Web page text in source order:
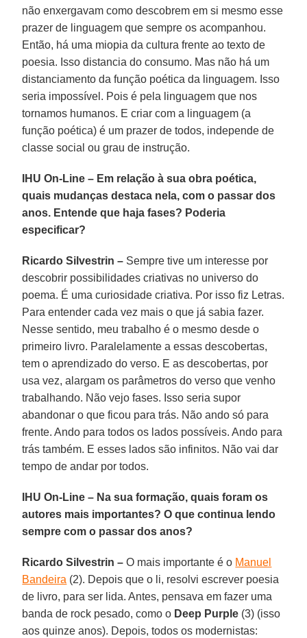
não enxergavam como descobrem em si mesmo esse
prazer de linguagem que sempre os acompanhou.
Então, há uma miopia da cultura frente ao texto de
poesia. Isso distancia do consumo. Mas não há um
distanciamento da função poética da linguagem. Isso
seria impossível. Pois é pela linguagem que nos
tornamos humanos. E criar com a linguagem (a
função poética) é um prazer de todos, independe de
classe social ou grau de instrução.
IHU On-Line – Em relação à sua obra poética,
quais mudanças destaca nela, com o passar dos
anos. Entende que haja fases? Poderia
especificar?
Ricardo Silvestrin – Sempre tive um interesse por
descobrir possibilidades criativas no universo do
poema. É uma curiosidade criativa. Por isso fiz Letras.
Para entender cada vez mais o que já sabia fazer.
Nesse sentido, meu trabalho é o mesmo desde o
primeiro livro. Paralelamente a essas descobertas,
tem o aprendizado do verso. E as descobertas, por
usa vez, alargam os parâmetros do verso que venho
trabalhando. Não vejo fases. Isso seria supor
abandonar o que ficou para trás. Não ando só para
frente. Ando para todos os lados possíveis. Ando para
trás também. E esses lados são infinitos. Não vai dar
tempo de andar por todos.
IHU On-Line – Na sua formação, quais foram os
autores mais importantes? O que continua lendo
sempre com o passar dos anos?
Ricardo Silvestrin – O mais importante é o Manuel
Bandeira (2). Depois que o li, resolvi escrever poesia
de livro, para ser lida. Antes, pensava em fazer uma
banda de rock pesado, como o Deep Purple (3) (isso
aos quinze anos). Depois, todos os modernistas: